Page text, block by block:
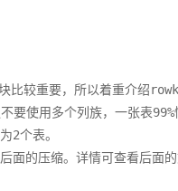
比较重要，所以着重介绍
要使用多个列族，一张表
2个表。
面的压缩。详情可查看后面的